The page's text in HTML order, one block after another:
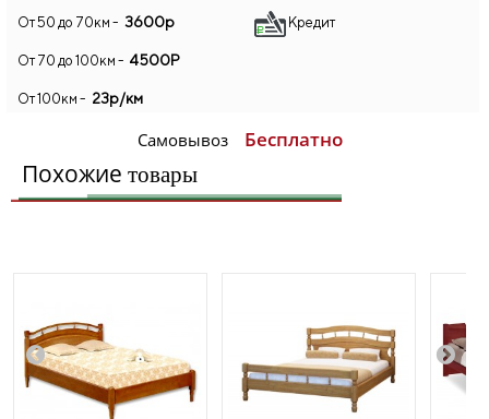
От 50 до 70км - 3600р
От 70 до 100км - 4500Р
От 100км - 23р/км
Самовывоз Бесплатно
Кредит
Похожие товары